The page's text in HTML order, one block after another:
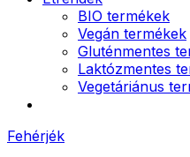
BIO termékek
Vegán termékek
Gluténmentes
Laktózmentes
Vegetáriánus
Fehérjék